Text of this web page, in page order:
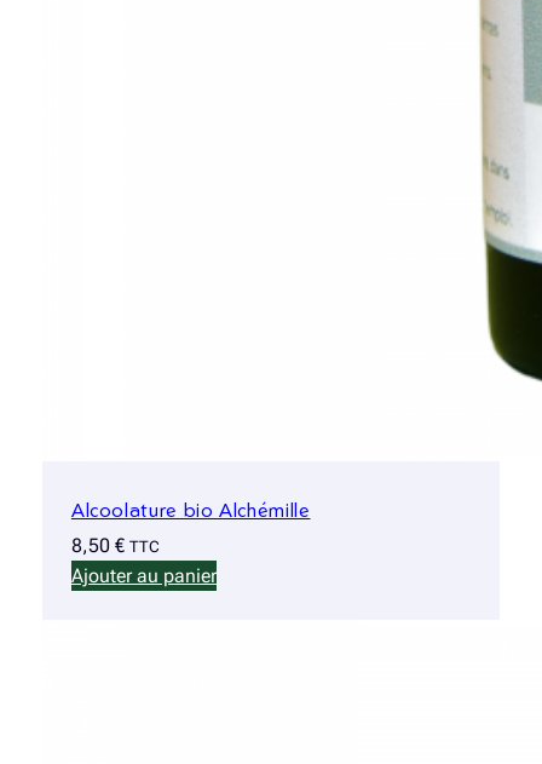
Alcoolature bio Alchémille
8,50 € TTC
Ajouter au panier